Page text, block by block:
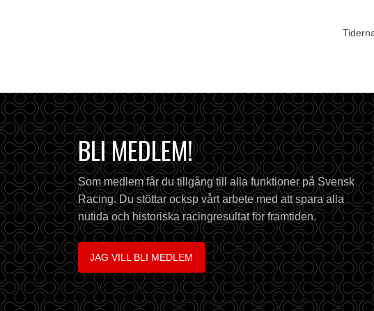
BLI MEDLEM!
Som medlem får du tillgång till alla funktioner på Svensk
Racing. Du stöttar ocksp vårt arbete med att spara alla
nutida och historiska racingresultat för framtiden.
JAG VILL BLI MEDLEM